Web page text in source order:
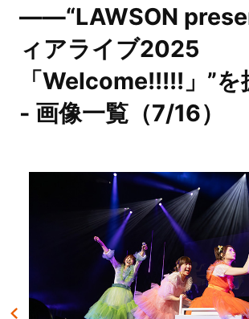
――“LAWSON
ィアライブ2025
「Welcome!!!!!」”を
- 画像一覧（7/16）